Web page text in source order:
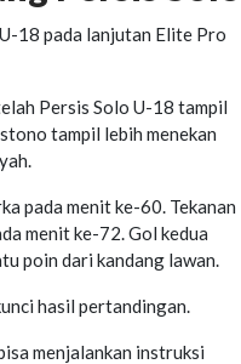
18 pada lanjutan Elite Pro
Persis Solo U-18 tampil
tampil lebih menekan
pada menit ke-60. Tekanan
menit ke-72. Gol kedua
poin dari kandang lawan.
hasil pertandingan.
menjalankan instruksi